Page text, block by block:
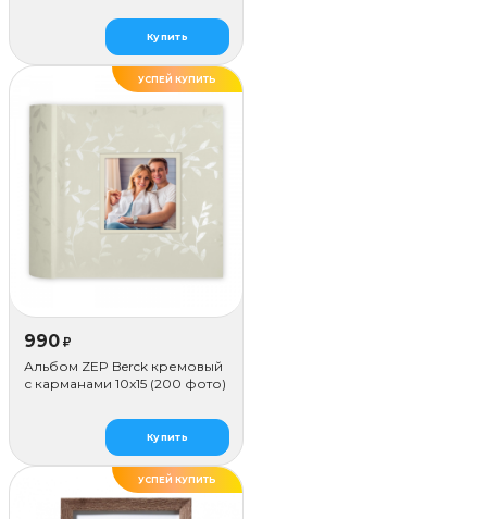
Купить
УСПЕЙ КУПИТЬ
990 ₽
Альбом ZEP Berck кремовый
с карманами 10x15 (200 фото)
Купить
УСПЕЙ КУПИТЬ